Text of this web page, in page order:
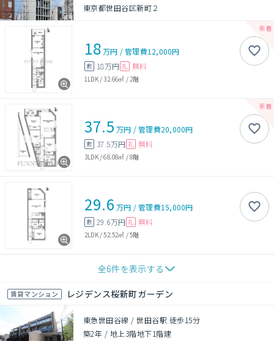
東京都世田谷区新町２
18万円 /管理費12,000円
敷 18万円 礼 無料
1LDK/32.66㎡ / 2階
37.5 万円 /管理費20,000円
敷 37.5万円 礼 無料
3LDK/68.08㎡ /8階
29.6 万円 /管理費15,000円
敷 29.6万円 礼 無料
2LDK/52.52㎡ /5階
全6件を表示する
賃貸マンション レジデンス桜新町ガーデン
東急世田谷線 / 世田谷駅 徒歩15分
築2年 / 地上3階地下1階建